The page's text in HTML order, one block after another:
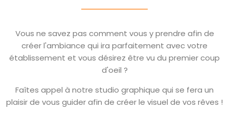
Vous ne savez pas comment vous y prendre afin de
créer l'ambiance qui ira parfaitement avec votre
établissement et vous désirez être vu du premier coup
d'oeil ?
Faîtes appel à notre studio graphique qui se fera un
plaisir de vous guider afin de créer le visuel de vos rêves !